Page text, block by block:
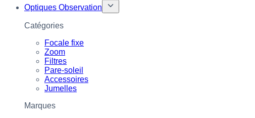
Optiques Observation
Catégories
Focale fixe
Zoom
Filtres
Pare-soleil
Accessoires
Jumelles
Marques